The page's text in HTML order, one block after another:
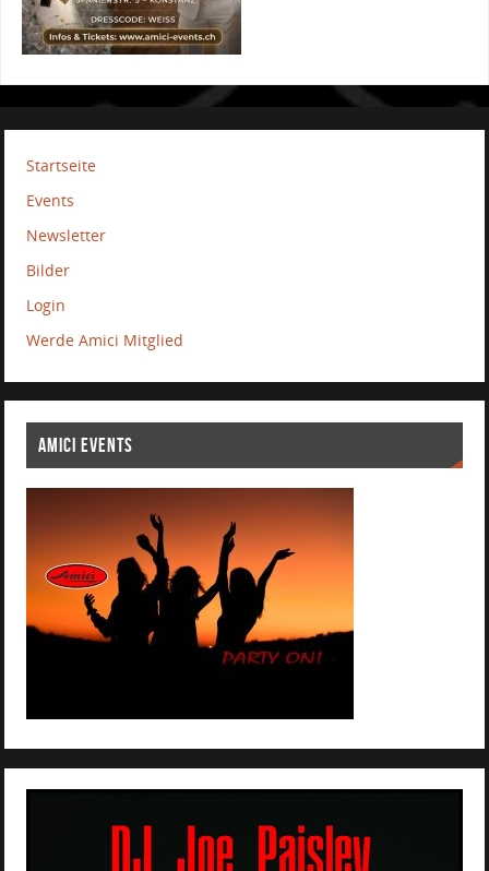
Startseite
Events
Newsletter
Bilder
Login
Werde Amici Mitglied
AMICI EVENTS